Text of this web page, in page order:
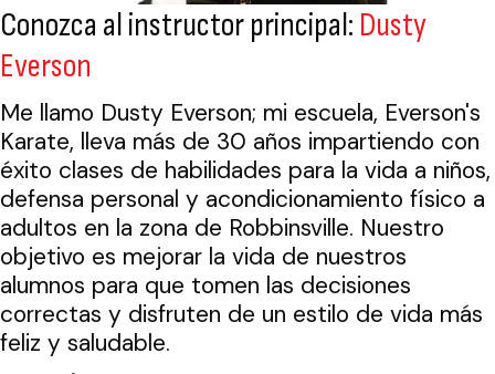
Conozca al instructor principal: Dusty
Everson
Me llamo Dusty Everson; mi escuela, Everson's
Karate, lleva más de 30 años impartiendo con
éxito clases de habilidades para la vida a niños,
defensa personal y acondicionamiento físico a
adultos en la zona de Robbinsville. Nuestro
objetivo es mejorar la vida de nuestros
alumnos para que tomen las decisiones
correctas y disfruten de un estilo de vida más
feliz y saludable.